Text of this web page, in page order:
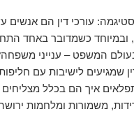
עורכי דין הם אנשים
ובמיוחד כשמדובר באחד
המשפט – ענייני
שמגיעים לישיבות עם
איך הם בכלל מצליחים
משמורות ומלחמות